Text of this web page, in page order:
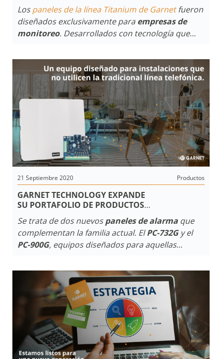
Lospaneles de la línea Titanium de Garnetfueron
diseñados exclusivamente para empresas de
monitoreo. Desarrollados con tecnología que
monitoreooptimizar costos y brindar funciones
únicas con la fuerza de un equipo eficiente en
términos de comunicación a laestación de
monitoreo.
21 Septiembre 2020 Productos
GARNET TECHNOLOGY EXPANDE
SU PORTAFOLIO DE PRODUCTOS
CON NUEVAS ALARMAS Y COMUNICADORES
Se trata de dos nuevospaneles de alarma que
complementan la familia actual. ElPC-732Gy el
PC-900G, equipos diseñados para aquellas
línea telefónica. Las nuevas líneas se combinan
con comunicadores dedicados optimizando la
eficiencia en términos de comunicación hacia la
estación de monitoreo y aplicaciones para
automonitoreo.